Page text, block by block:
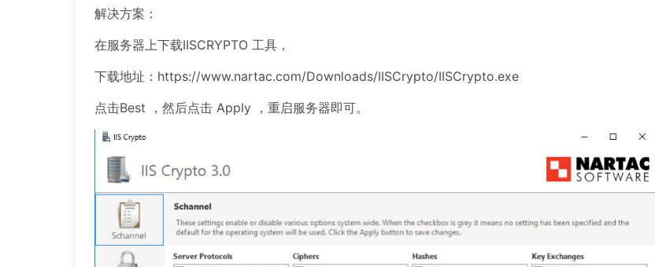
解决方案：
在服务器上下载IISCRYPTO 工具，
下载地址：https://www.nartac.com/Downloads/IISCrypto/IISCrypto.exe
点击Best ，然后点击 Apply ，重启服务器即可。